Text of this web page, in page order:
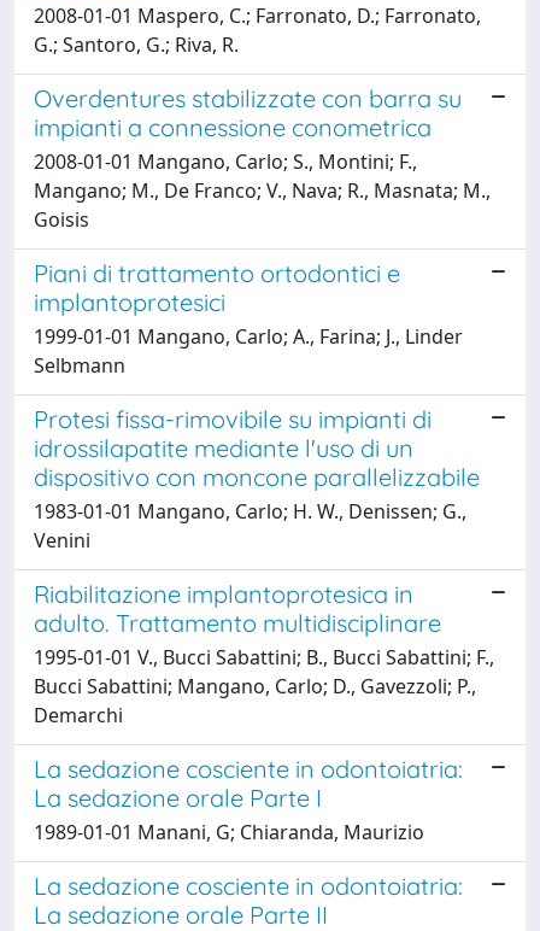
2008-01-01 Maspero, C.; Farronato, D.; Farronato,
G.; Santoro, G.; Riva, R.
Overdentures stabilizzate con barra su
impianti a connessione conometrica
2008-01-01 Mangano, Carlo; S., Montini; F.,
Mangano; M., De Franco; V., Nava; R., Masnata; M.,
Goisis
Piani di trattamento ortodontici e
implantoprotesici
1999-01-01 Mangano, Carlo; A., Farina; J., Linder
Selbmann
Protesi fissa-rimovibile su impianti di
idrossilapatite mediante l'uso di un
dispositivo con moncone parallelizzabile
1983-01-01 Mangano, Carlo; H. W., Denissen; G.,
Venini
Riabilitazione implantoprotesica in
adulto. Trattamento multidisciplinare
1995-01-01 V., Bucci Sabattini; B., Bucci Sabattini; F.,
Bucci Sabattini; Mangano, Carlo; D., Gavezzoli; P.,
Demarchi
La sedazione cosciente in odontoiatria:
La sedazione orale Parte I
1989-01-01 Manani, G; Chiaranda, Maurizio
La sedazione cosciente in odontoiatria:
La sedazione orale Parte II